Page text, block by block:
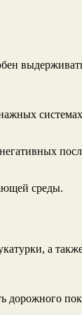
среды.
а
дорожного